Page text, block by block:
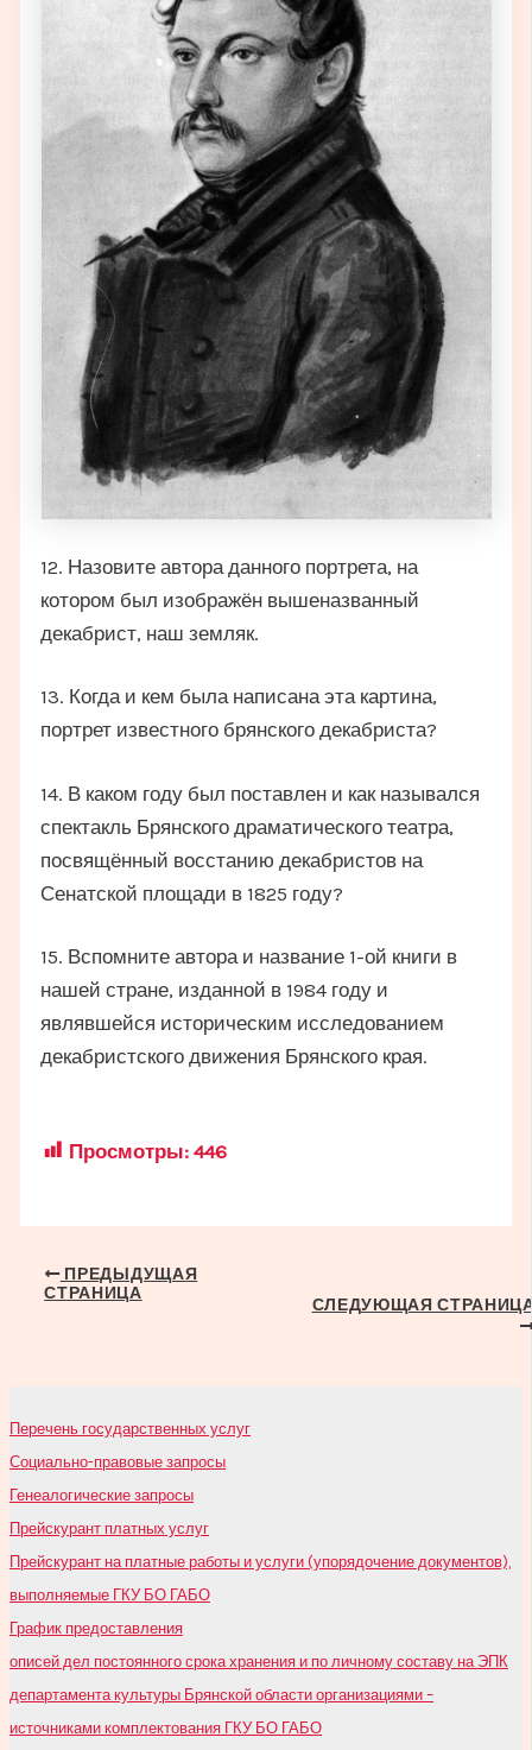
12. Назовите автора данного портрета, на
котором был изображён вышеназванный
декабрист, наш земляк.
13. Когда и кем была написана эта картина,
портрет известного брянского декабриста?
14. В каком году был поставлен и как назывался
спектакль Брянского драматического театра,
посвящённый восстанию декабристов на
Сенатской площади в 1825 году?
15. Вспомните автора и название 1-ой книги в
нашей стране, изданной в 1984 году и
являвшейся историческим исследованием
декабристского движения Брянского края.
Просмотры: 446
Навигация
ПРЕДЫДУЩАЯ
СТРАНИЦА
СЛЕДУЮЩАЯ
Перечень государственных услуг
Социально-правовые запросы
Генеалогические запросы
Прейскурант платных услуг
Прейскурант на платные работы и услуги (упорядочение документов),
выполняемые ГКУ БО ГАБО
График предоставления
описей дел постоянного срока хранения и по личному составу на ЭПК
департамента культуры Брянской области организациями –
источниками комплектования ГКУ БО ГАБО